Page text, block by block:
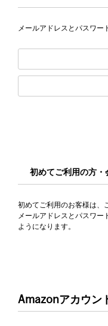
メールアドレスとパスワー
初めてご利用の方・
初めてご利用のお客様は、
メールアドレスとパスワー
ようになります。
Amazonアカウン